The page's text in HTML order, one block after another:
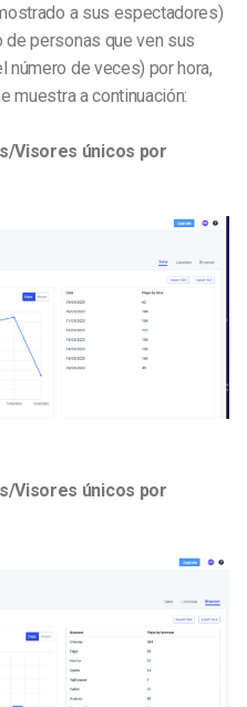
a sus espectadores)
personas que ven sus
de veces) por hora,
muestra a continuación:
Visores únicos por
Visores únicos por